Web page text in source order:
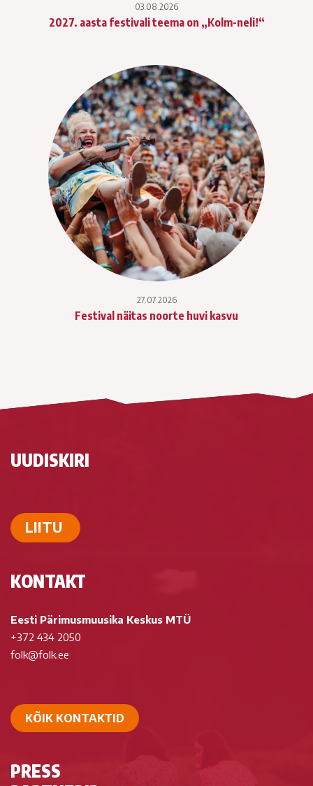
03.08.2026
2027. aasta festivali teema on „Kolm-neli!“
27.07.2026
Festival näitas noorte huvi kasvu
UUDISKIRI
LIITU
KONTAKT
Eesti Pärimusmuusika Keskus MTÜ
+372 434 2050
folk@folk.ee
KÕIK KONTAKTID
PRESS